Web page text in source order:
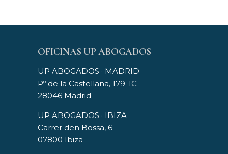
OFICINAS UP ABOGADOS
UP ABOGADOS · MADRID
Pº de la Castellana, 179-1C
28046 Madrid
UP ABOGADOS · IBIZA
Carrer den Bossa, 6
07800 Ibiza